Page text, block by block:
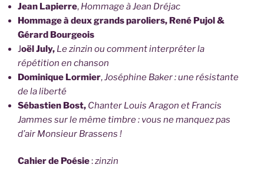
Jean Lapierre, Hommage à Jean Dréjac
Hommage à deux grands paroliers, René Pujol &
Gérard Bourgeois
Joël July, Le zinzin ou comment interpréter la
répétition en chanson
Dominique Lormier,Joséphine Baker : une résistante
de la liberté
Sébastien Bost, Chanter Louis Aragon et Francis
Jammes sur le même timbre : vous ne manquez pas
d’air Monsieur Brassens !
Cahier de Poésie:zinzin